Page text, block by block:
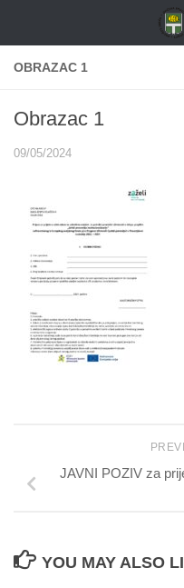
OBRAZAC 1
Obrazac 1
09/05/2024
JAVNI POZIV za
YOU MAY ALSO